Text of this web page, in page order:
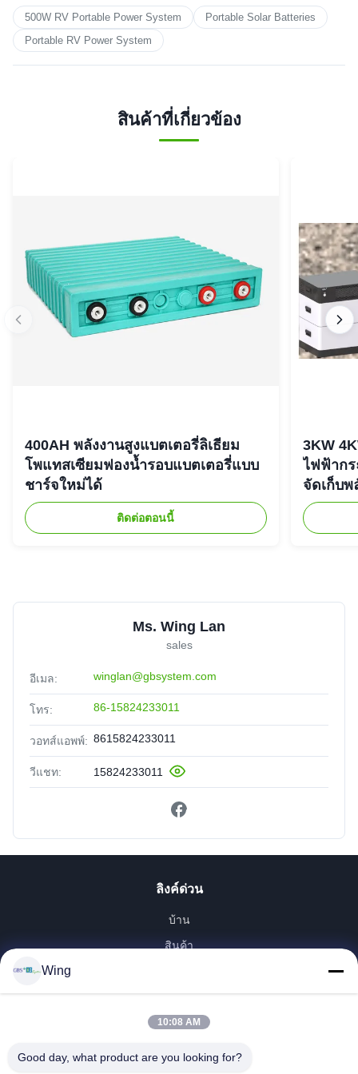
500W RV Portable Power System
Portable Solar Batteries
Portable RV Power System
สินค้าที่เกี่ยวข้อง
400AH พลังงานสูงแบตเตอรี่ลิเธียม
โพแทสเซียมฟองน้ำรอบแบตเตอรี่แบบ
ชาร์จใหม่ได้
ติดต่อตอนนี้
3KW
ไฟฟ้าก
จัดเก็บพ
Ms. Wing Lan
sales
อีเมล: winglan@gbsystem.com
โทร: 86-15824233011
วอทส์แอพพ์: 8615824233011
วีแชท: 15824233011
ลิงค์ด่วน
บ้าน
สินค้า
รายการ VR
เกี่ยวกับเรา
Wing
10:08 AM
Good day, what product are you looking for?